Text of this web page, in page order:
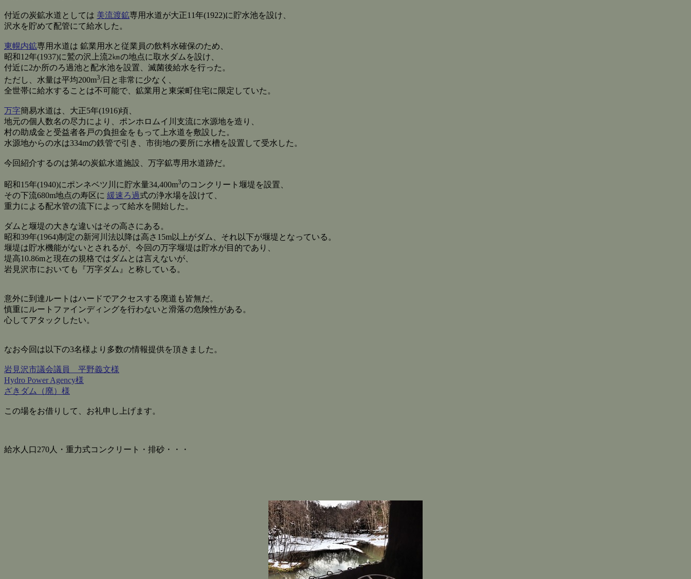
付近の炭鉱水道としては 美流渡鉱専用水道が大正11年(1922)に貯水池を設け、
沢水を貯めて配管にて給水した。
東幌内鉱専用水道は 鉱業用水と従業員の飲料水確保のため、
昭和12年(1937)に鷲の沢上流2㎞の地点に取水ダムを設け、
付近に2か所のろ過池と配水池を設置、滅菌後給水を行った。
ただし、水量は平均200m3/日と非常に少なく、
全世帯に給水することは不可能で、鉱業用と東栄町住宅に限定していた。
万字簡易水道は、大正5年(1916)頃、
地元の個人数名の尽力により、ポンホロムイ川支流に水源地を造り、
村の助成金と受益者各戸の負担金をもって上水道を敷設した。
水源地からの水は334mの鉄管で引き、市街地の要所に水槽を設置して受水した。
今回紹介するのは第4の炭鉱水道施設、万字鉱専用水道跡だ。
昭和15年(1940)にポンネベツ川に貯水量34,400m3のコンクリート堰堤を設置、
その下流680m地点の寿区に 緩速ろ過式の浄水場を設けて、
重力による配水管の流下によって給水を開始した。
ダムと堰堤の大きな違いはその高さにある。
昭和39年(1964)制定の新河川法以降は高さ15m以上がダム、それ以下が堰堤となっている。
堰堤は貯水機能がないとされるが、今回の万字堰堤は貯水が目的であり、
堤高10.86mと現在の規格ではダムとは言えないが、
岩見沢市においても『万字ダム』と称している。
意外に到達ルートはハードでアクセスする廃道も皆無だ。
慎重にルートファインディングを行わないと滑落の危険性がある。
心してアタックしたい。
なお今回は以下の3名様より多数の情報提供を頂きました。
岩見沢市議会議員 平野義文様
Hydro Power Agency様
ざきダム（廃）様
この場をお借りして、お礼申し上げます。
給水人口270人・重力式コンクリート・排砂・・・